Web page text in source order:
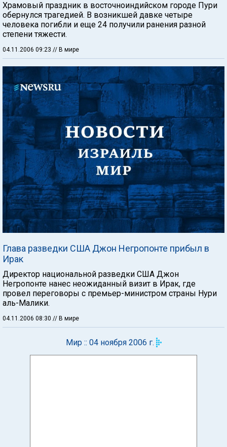
Храмовый праздник в восточноиндийском городе Пури
обернулся трагедией. В возникшей давке четыре
человека погибли и еще 24 получили ранения разной
степени тяжести.
04.11.2006 09:23 // В мире
Глава разведки США Джон Негропонте прибыл в
Ирак
Директор национальной разведки США Джон
Негропонте нанес неожиданный визит в Ирак, где
провел переговоры с премьер-министром страны Нури
аль-Малики.
04.11.2006 08:30 // В мире
Мир :: 04 ноября 2006 г.